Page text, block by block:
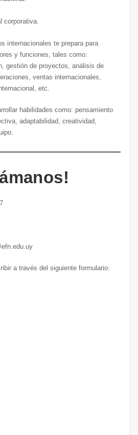
corporativa.
internacionales te prepara para
y funciones, tales como:
gestión de proyectos, análisis de
ventas internacionales,
etc.
habilidades como: pensamiento
adaptabilidad, creatividad,
a través del siguiente formulario: